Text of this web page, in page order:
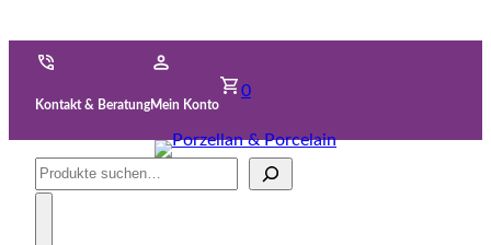
Kontakt & BeratungMein Konto
0
Suche